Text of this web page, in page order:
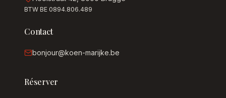
BTW BE 0894.806.489
Contact
bonjour@koen-marijke.be
Réserver